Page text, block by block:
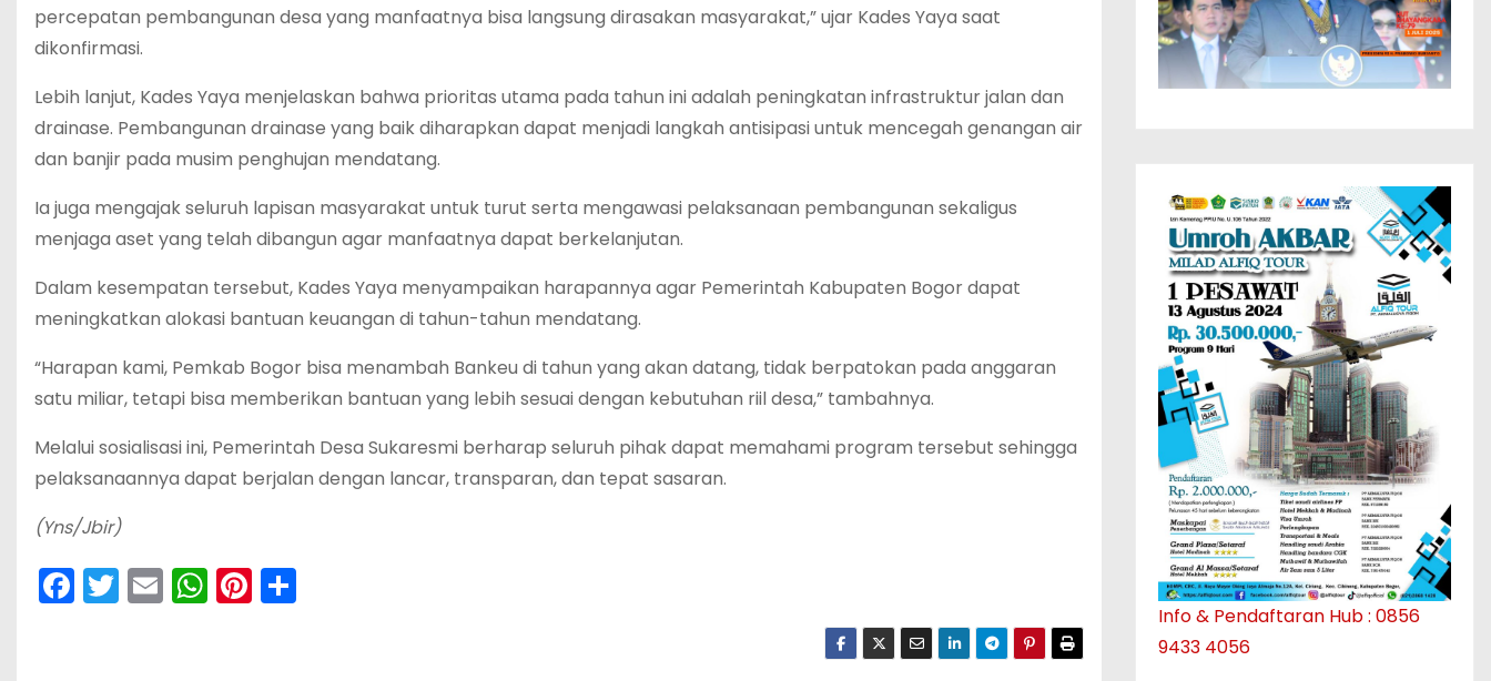
percepatan pembangunan desa yang manfaatnya bisa langsung dirasakan masyarakat,” ujar Kades Yaya saat
dikonfirmasi.
Lebih lanjut, Kades Yaya menjelaskan bahwa prioritas utama pada tahun ini adalah peningkatan infrastruktur jalan dan
drainase. Pembangunan drainase yang baik diharapkan dapat menjadi langkah antisipasi untuk mencegah genangan air
dan banjir pada musim penghujan mendatang.
Ia juga mengajak seluruh lapisan masyarakat untuk turut serta mengawasi pelaksanaan pembangunan sekaligus
menjaga aset yang telah dibangun agar manfaatnya dapat berkelanjutan.
Dalam kesempatan tersebut, Kades Yaya menyampaikan harapannya agar Pemerintah Kabupaten Bogor dapat
meningkatkan alokasi bantuan keuangan di tahun-tahun mendatang.
“Harapan kami, Pemkab Bogor bisa menambah Bankeu di tahun yang akan datang, tidak berpatokan pada anggaran
satu miliar, tetapi bisa memberikan bantuan yang lebih sesuai dengan kebutuhan riil desa,” tambahnya.
Melalui sosialisasi ini, Pemerintah Desa Sukaresmi berharap seluruh pihak dapat memahami program tersebut sehingga
pelaksanaannya dapat berjalan dengan lancar, transparan, dan tepat sasaran.
(Yns/Jbir)
F
a
T
w
E
m
W
h
Pi
nt
Info & Pendaftaran Hub : 0856
9433 4056